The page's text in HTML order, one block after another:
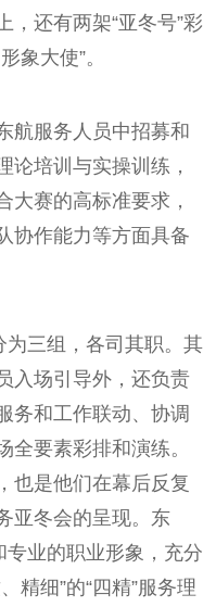
，还有两架“亚冬号”彩
象大使”。
航服务人员中招募和
论培训与实操训练，
大赛的高标准要求，
协作能力等方面具备
为三组，各司其职。其
入场引导外，还负责
务和工作联动、协调
全要素彩排和演练。
也是他们在幕后反复
亚冬会的呈现。东
专业的职业形象，充分
精细”的“四精”服务理